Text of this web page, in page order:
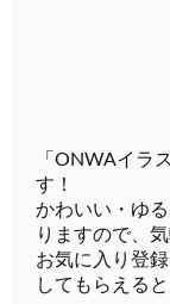
「ONWAイラ
す！
かわいい・ゆ
りますので、
お気に入り登
してもらえる